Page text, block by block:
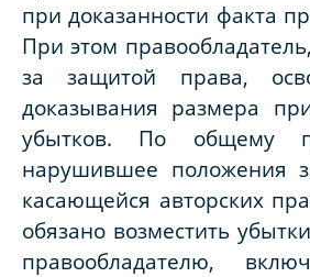
при доказанности факта
При этом
за защитой права,
доказывания размера
убытков. По общему
нарушившее положения
касающейся авторских
обязано возместить
правообладателю,